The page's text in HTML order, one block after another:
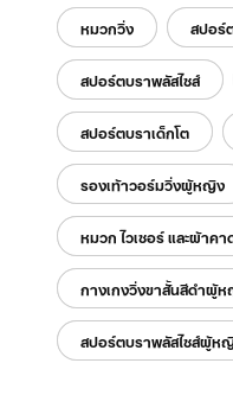
หมวกวิ่ง
สปอร์
สปอร์ตบราพลัสไซส์
สปอร์ตบราเด็กโต
รองเท้าวอร์มวิ่งผู้หญิง
หมวก ไวเซอร์ และผ้า
กางเกงวิ่งขาสั้นสีดำผู้
สปอร์ตบราพลัสไซส์ผู้ห